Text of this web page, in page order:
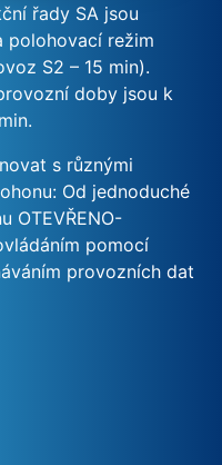
řady SA jsou
polohovací režim
S2 – 15 min).
doby jsou k
s různými
Od jednoduché
OTEVŘENO-
pomocí
provozních dat